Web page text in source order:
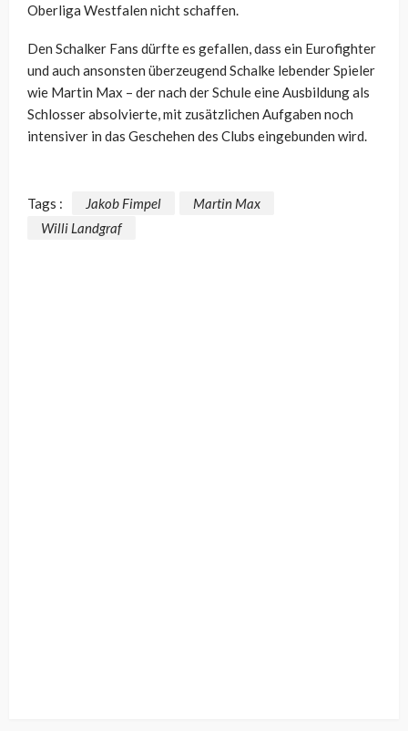
Oberliga Westfalen nicht schaffen.
Den Schalker Fans dürfte es gefallen, dass ein Eurofighter
und auch ansonsten überzeugend Schalke lebender Spieler
wie Martin Max – der nach der Schule eine Ausbildung als
Schlosser absolvierte, mit zusätzlichen Aufgaben noch
intensiver in das Geschehen des Clubs eingebunden wird.
Tags : Jakob Fimpel
Martin Max
Willi Landgraf